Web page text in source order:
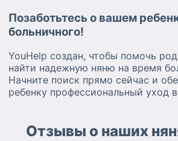
Позаботьтесь о вашем
больничного!
YouHelp создан, чтобы помочь
найти надежную няню на время
Начните поиск прямо сейчас и
ребенку профессиональный уход
Отзывы о наших